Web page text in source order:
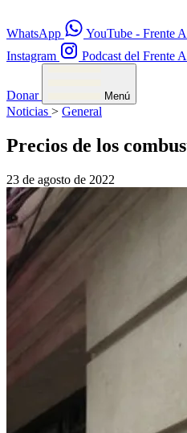
WhatsApp YouTube - Frente
Instagram
Podcast del Frente
Donar Menú
Noticias > General
Precios de los
23 de agosto de 2022